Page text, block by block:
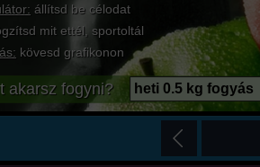
állítsd be célodat
mit ettél, sportoltál
kövesd grafikonon
akarsz fogyni? heti 0.5 kg fogyás